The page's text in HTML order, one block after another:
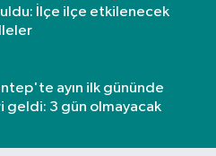
İlçe ilçe etkilenecek
ayın ilk gününde
geldi: 3 gün olmayacak